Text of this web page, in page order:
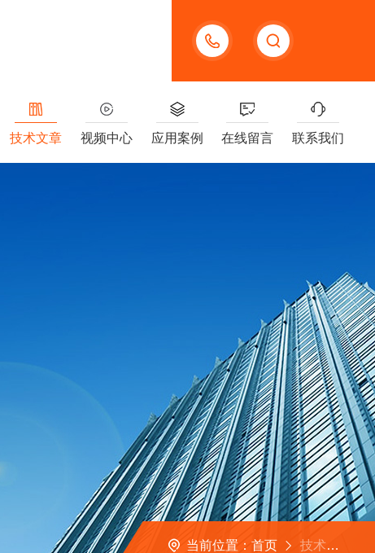
13391005955
技术文章 视频中心 应用案例 在线留言 联系我们
当前位置：首页 技术文章